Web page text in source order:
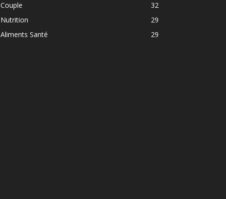
Couple
32
Nutrition
29
Aliments Santé
29